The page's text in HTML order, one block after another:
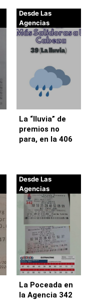
Desde Las
Agencias
La “lluvia” de
premios no
para, en la 406
Desde Las
Agencias
La Poceada en
la Agencia 342